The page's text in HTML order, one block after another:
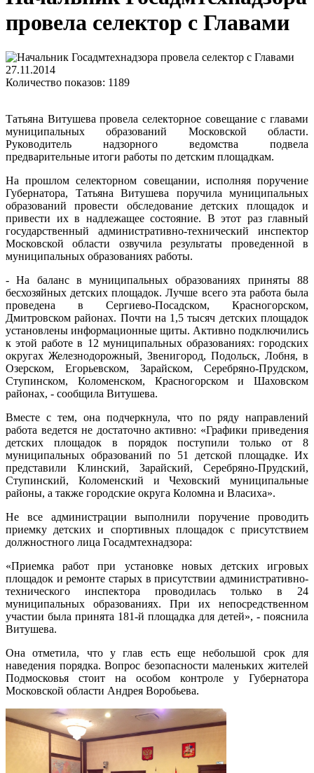
провела селектор с Главами
27.11.2014
Количество показов: 1189
Татьяна Витушева провела селекторное совещание с главами
муниципальных образований Московской области.
Руководитель надзорного ведомства подвела
предварительные итоги работы по детским площадкам.
На прошлом селекторном совещании, исполняя поручение
Губернатора, Татьяна Витушева поручила муниципальных
образований провести обследование детских площадок и
привести их в надлежащее состояние. В этот раз главный
государственный административно-технический инспектор
Московской области озвучила результаты проведенной в
муниципальных образованиях работы.
- На баланс в муниципальных образованиях приняты 88
бесхозяйных детских площадок. Лучше всего эта работа была
проведена в Сергиево-Посадском, Красногорском,
Дмитровском районах. Почти на 1,5 тысяч детских площадок
установлены информационные щиты. Активно подключились
к этой работе в 12 муниципальных образованиях: городских
округах Железнодорожный, Звенигород, Подольск, Лобня, в
Озерском, Егорьевском, Зарайском, Серебряно-Прудском,
Ступинском, Коломенском, Красногорском и Шаховском
районах, - сообщила Витушева.
Вместе с тем, она подчеркнула, что по ряду направлений
работа ведется не достаточно активно: «Графики приведения
детских площадок в порядок поступили только от 8
муниципальных образований по 51 детской площадке. Их
представили Клинский, Зарайский, Серебряно-Прудский,
Ступинский, Коломенский и Чеховский муниципальные
районы, а также городские округа Коломна и Власиха».
Не все администрации выполнили поручение проводить
приемку детских и спортивных площадок с присутствием
должностного лица Госадмтехнадзора:
«Приемка работ при установке новых детских игровых
площадок и ремонте старых в присутствии административно-
технического инспектора проводилась только в 24
муниципальных образованиях. При их непосредственном
участии была принята 181-й площадка для детей», - пояснила
Витушева.
Она отметила, что у глав есть еще небольшой срок для
наведения порядка. Вопрос безопасности маленьких жителей
Подмосковья стоит на особом контроле у Губернатора
Московской области Андрея Воробьева.